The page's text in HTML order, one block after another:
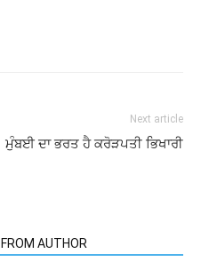
Next article
ਮੁੰਬਈ ਦਾ ਭਰਤ ਹੈ ਕਰੋੜਪਤੀ ਭਿਖਾਰੀ
AUTHOR